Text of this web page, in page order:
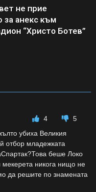
не прие
анекс към
“Христо Ботев”
4
5
убиха Великия
отбор младежката
беше Локо
никога нищо не
да решите по знамената